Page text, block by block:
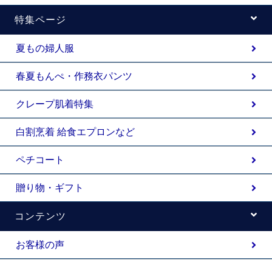
特集ページ
夏もの婦人服
春夏もんぺ・作務衣パンツ
クレープ肌着特集
白割烹着 給食エプロンなど
ペチコート
贈り物・ギフト
コンテンツ
お客様の声